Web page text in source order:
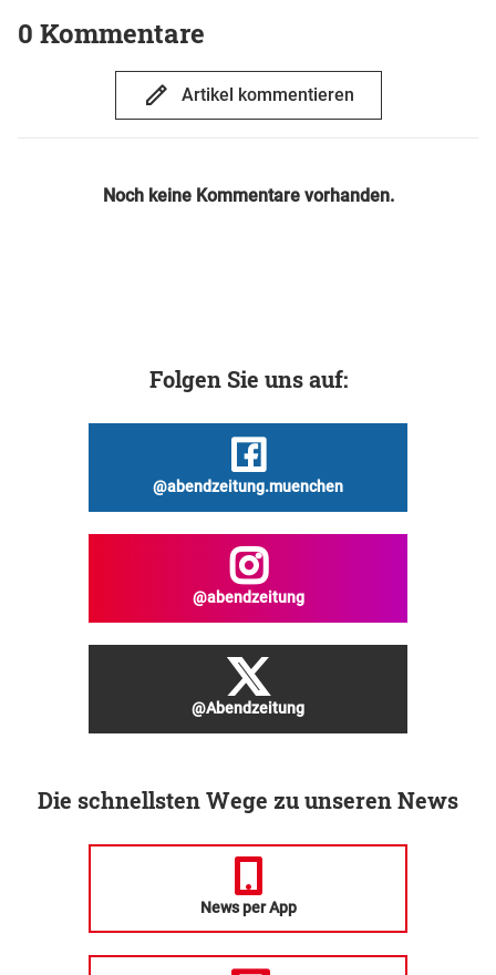
0 Kommentare
Artikel kommentieren
Noch keine Kommentare vorhanden.
Folgen Sie uns auf:
@abendzeitung.muenchen
@abendzeitung
@Abendzeitung
Die schnellsten Wege zu unseren News
News per App